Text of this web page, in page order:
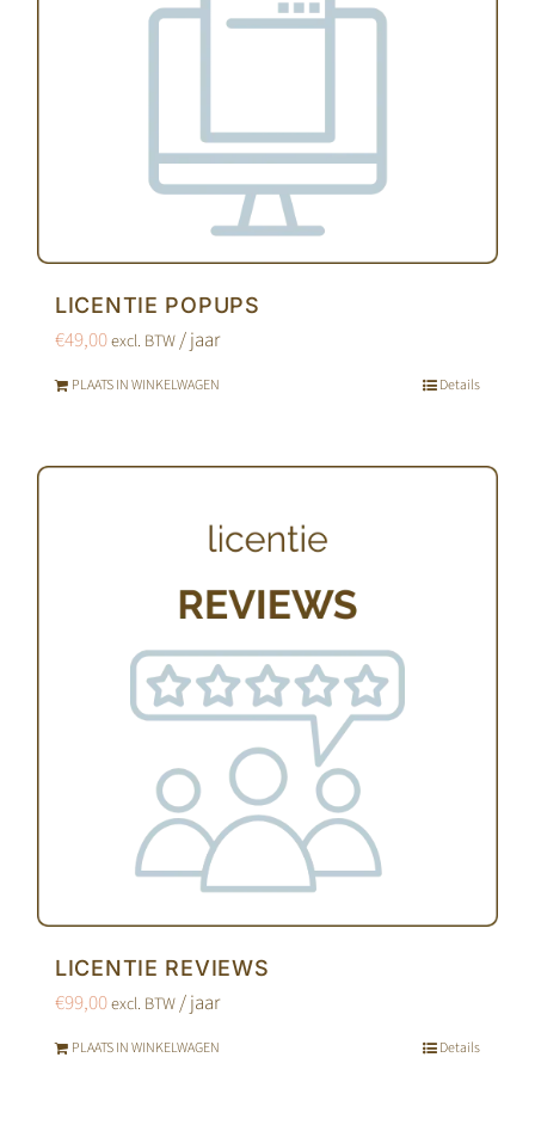
LICENTIE POPUPS
€49,00excl. BTW/ jaar
PLAATS IN WINKELWAGEN Details
LICENTIE REVIEWS
€99,00excl. BTW/ jaar
PLAATS IN WINKELWAGEN Details